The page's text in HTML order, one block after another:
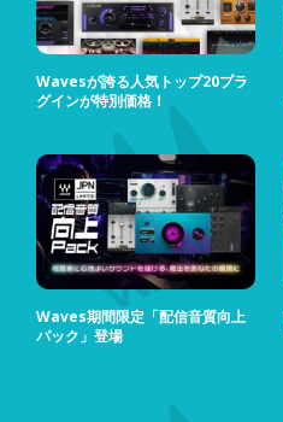
Wavesが誇る人気トップ20プラ
グインが特別価格！
Waves期間限定「配信音質向上
パック」登場